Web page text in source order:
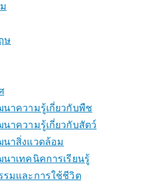
ษ
าความรู้เกี่ยวกับพืช
าความรู้เกี่ยวกับสัตว์
นาสิ่งแวดล้อม
าเทคนิคการเรียนรู้
รมและการใช้ชีวิต